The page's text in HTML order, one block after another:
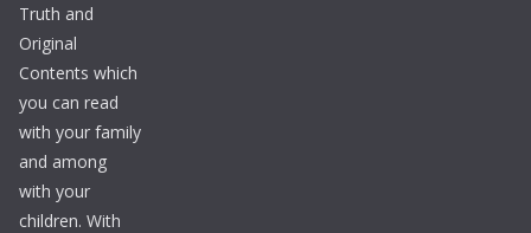
Truth and
Original
Contents which
you can read
with your family
and among
with your
children. With